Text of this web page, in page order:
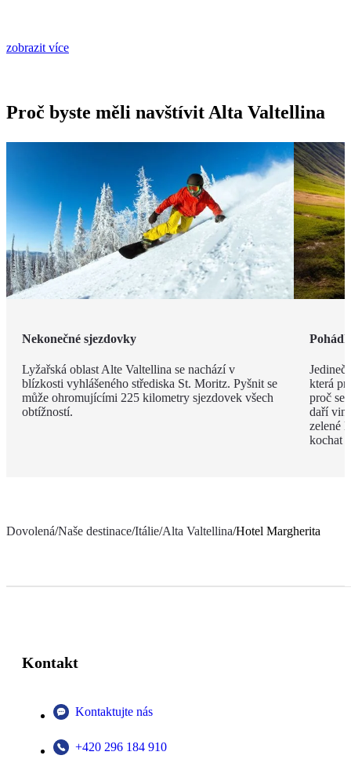
zobrazit více
Proč byste měli navštívit Alta Valtellina
Nekonečné sjezdovky
Lyžařská oblast Alte Valtellina se nachází v
blízkosti vyhlášeného střediska St. Moritz. Pyšnit se
může ohromujícími 225 kilometry sjezdovek všech
obtížností.
která
proč se
daří
zelené
kochat
Dovolená/Naše destinace/Itálie/Alta Valtellina/Hotel Margherita
Kontakt
Kontaktujte nás
+420 296 184 910